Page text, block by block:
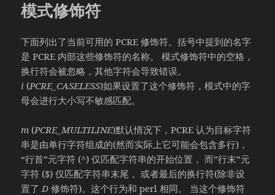
模式修饰符
下面列出了当前可用的 PCRE 修饰符。括号中提到的名字
是 PCRE 内部这些修饰符的名称。 模式修饰符中的空格，
换行符会被忽略，其他字符会导致错误。
i (PCRE_CASELESS)如果设置了这个修饰符，模式中的字
母会进行大小写不敏感匹配。
m (PCRE_MULTILINE)默认情况下，PCRE 认为目标字符
串是由单行字符组成的(然而实际上它可能会包含多行)，
“行首”元字符 (^) 仅匹配字符串的开始位置， 而”行末”元
字符 ($) 仅匹配字符串末尾， 或者最后的换行符(除非设
置了 D 修饰符)。这个行为和 perl 相同。 当这个修饰符